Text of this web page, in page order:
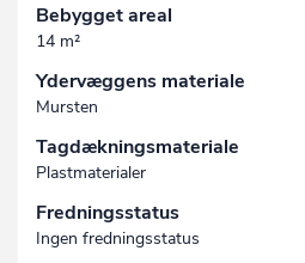
Bebygget areal
14 m²
Ydervæggens materiale
Mursten
Tagdækningsmateriale
Plastmaterialer
Fredningsstatus
Ingen fredningsstatus